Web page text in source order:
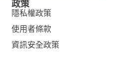
政策
隱私權政策
使用者條款
資訊安全政策